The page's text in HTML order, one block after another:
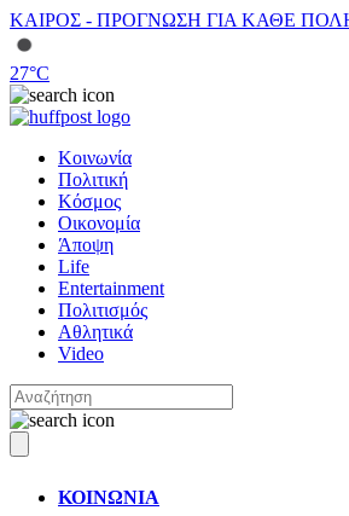
ΚΑΙΡΟΣ - ΠΡΟΓΝΩΣΗ ΓΙΑ ΚΑΘΕ
27°C
Κοινωνία
Πολιτική
Κόσμος
Οικονομία
Άποψη
Life
Entertainment
Πολιτισμός
Αθλητικά
Video
ΚΟΙΝΩΝΙΑ